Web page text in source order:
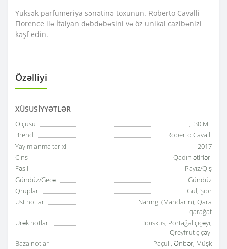
Yüksək parfümeriya sənətinə toxunun. Roberto Cavalli
Florence ilə İtalyan dəbdəbəsini və öz unikal cazibənizi
kəşf edin.
Özəlliyi
XÜSUSIYYƏTLƏR
Ölçüsü
30 ML
Brend
Roberto Cavalli
Yayımlanma tarixi
2017
Cins
Qadın ətirləri
Fəsil
Payız/Qış
Gündüz/Gecə
Gündüz
Qruplar
Gül, Şipr
Üst notlar
Naringi (Mandarin), Qara
qarağat
Ürək notları
Hibiskus, Portağal çiçəyi,
Qreyfrut çiçəyi
Baza notlar
Paçuli, Ənbər, Müşk